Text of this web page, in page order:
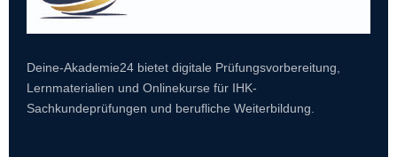
Deine-Akademie24 bietet digitale Prüfungsvorbereitung,
Lernmaterialien und Onlinekurse für IHK-
Sachkundeprüfungen und berufliche Weiterbildung.